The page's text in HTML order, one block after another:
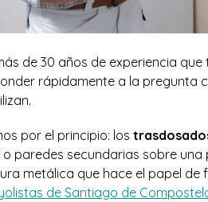
de 30 años de experiencia
rápidamente a la pregunta
por el principio: los
paredes secundarias sobre
metálica que hace el papel
de Santiago de